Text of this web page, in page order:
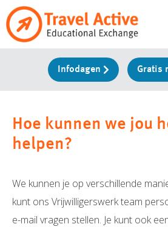
Ga
naar
Infodagen Gratis
Hoe kunnen we jou
helpen?
We kunnen je op verschillende
kunt ons Vrijwilligerswerk team
e-mail vragen stellen. Je kunt ook